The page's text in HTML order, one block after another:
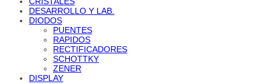
DESARROLLO Y LAB.
DIODOS
PUENTES
RAPIDOS
RECTIFICADORES
SCHOTTKY
ZENER
DISPLAY